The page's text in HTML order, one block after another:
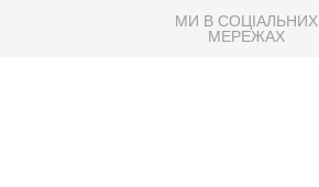
МИ В СОЦІАЛЬНИХ
МЕРЕЖАХ